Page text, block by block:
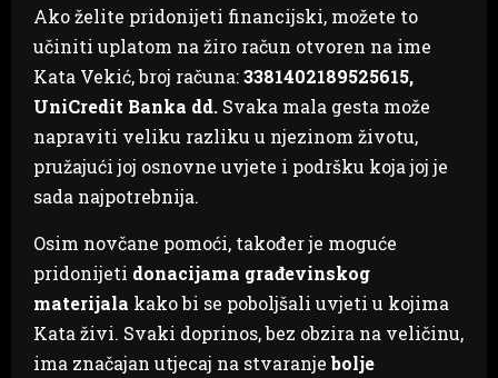
Ako želite pridonijeti financijski, možete to
učiniti uplatom na žiro račun otvoren na ime
Kata Vekić, broj računa:3381402189525615,
UniCredit Banka dd. Svaka mala gesta može
napraviti veliku razliku u njezinom životu,
pružajući joj osnovne uvjete i podršku koja joj je
sada najpotrebnija.
Osim novčane pomoći, također je moguće
pridonijeti donacijama građevinskog
materijala kako bi se poboljšali uvjeti u kojima
Kata živi. Svaki doprinos, bez obzira na veličinu,
ima značajan utjecaj na stvaranjebolje